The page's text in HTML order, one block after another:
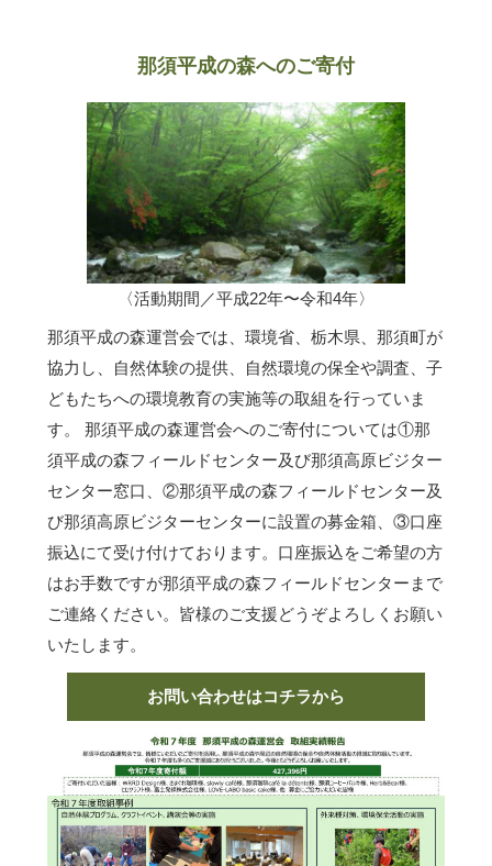
那須平成の森へのご寄付
〈活動期間／平成22年〜令和4年〉
那須平成の森運営会では、環境省、栃木県、那須町が
協力し、自然体験の提供、自然環境の保全や調査、子
どもたちへの環境教育の実施等の取組を行っていま
す。 那須平成の森運営会へのご寄付については①那
須平成の森フィールドセンター及び那須高原ビジター
センター窓口、②那須平成の森フィールドセンター及
び那須高原ビジターセンターに設置の募金箱、③口座
振込にて受け付けております。口座振込をご希望の方
はお手数ですが那須平成の森フィールドセンターまで
ご連絡ください。皆様のご支援どうぞよろしくお願い
いたします。
お問い合わせはコチラから